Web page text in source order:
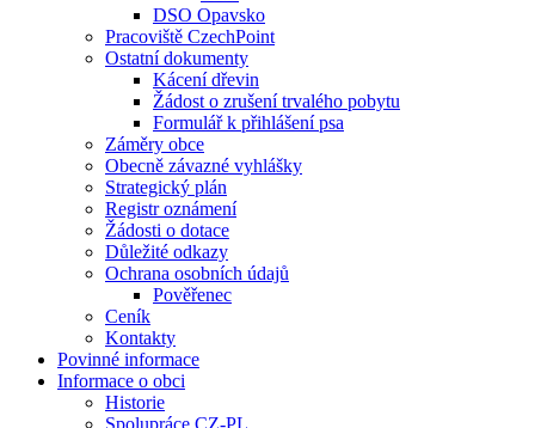
DSO Opavsko
Pracoviště CzechPoint
Ostatní dokumenty
Kácení dřevin
Žádost o zrušení trvalého pobytu
Formulář k přihlášení psa
Záměry obce
Obecně závazné vyhlášky
Strategický plán
Registr oznámení
Žádosti o dotace
Důležité odkazy
Ochrana osobních údajů
Pověřenec
Ceník
Kontakty
Povinné informace
Informace o obci
Historie
Spolupráce CZ-PL